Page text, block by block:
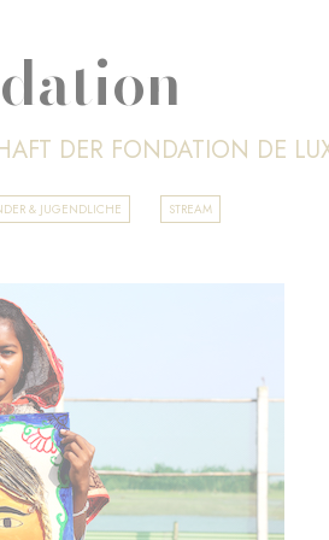
DER FONDATION DE
& JUGENDLICHE STREAM